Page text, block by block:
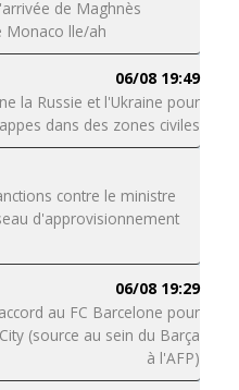
de Maghnès
Monaco lle/ah
06/08 19:49
la Russie et l'Ukraine pour
dans des zones civiles
contre le ministre
d'approvisionnement
06/08 19:29
au FC Barcelone pour
(source au sein du Barça
à l'AFP)